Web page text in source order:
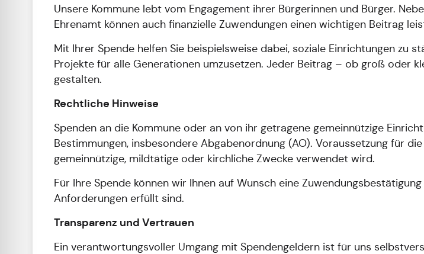
Unsere Kommune lebt vom Engagement ihrer Bürgerinnen und Bürger.
Ehrenamt können auch finanzielle Zuwendungen einen wichtigen Beitrag
Mit Ihrer Spende helfen Sie beispielsweise dabei, soziale Einrichtungen zu
Projekte für alle Generationen umzusetzen. Jeder Beitrag – ob groß oder
gestalten.
Rechtliche Hinweise
Spenden an die Kommune oder an von ihr getragene gemeinnützige
Bestimmungen, insbesondere Abgabenordnung (AO). Voraussetzung für
gemeinnützige, mildtätige oder kirchliche Zwecke verwendet wird.
Für Ihre Spende können wir Ihnen auf Wunsch eine
Anforderungen erfüllt sind.
Transparenz und Vertrauen
Ein verantwortungsvoller Umgang mit Spendengeldern ist für uns